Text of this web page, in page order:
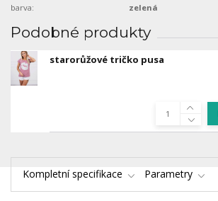
barva:
zelená
Podobné produkty
starorůžové tričko pusa
Kompletní specifikace Parametry